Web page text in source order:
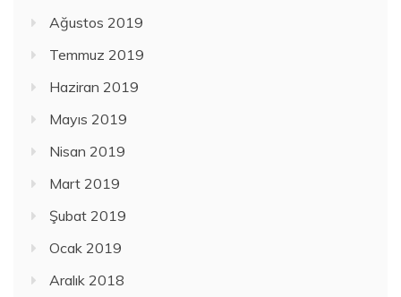
Ağustos 2019
Temmuz 2019
Haziran 2019
Mayıs 2019
Nisan 2019
Mart 2019
Şubat 2019
Ocak 2019
Aralık 2018